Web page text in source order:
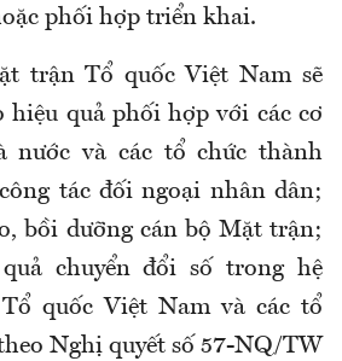
phối hợp triển khai.
trận Tổ quốc Việt Nam sẽ
hiệu quả phối hợp với các cơ
nước và các tổ chức thành
tác đối ngoại nhân dân;
bồi dưỡng cán bộ Mặt trận;
chuyển đổi số trong hệ
quốc Việt Nam và các tổ
Nghị quyết số 57-NQ/TW